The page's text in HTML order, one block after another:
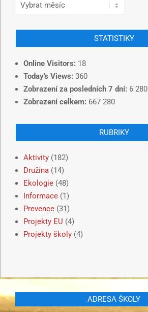
STATISTIKY
Online Visitors: 18
Today's Views: 360
Zobrazení za posledních 7 dní: 6 280
Zobrazení celkem: 667 280
RUBRIKY
Aktivity (182)
Družina (14)
Ekologie (48)
Informace (1)
Prevence (31)
Projekty EU (4)
Projekty školy (4)
ADRESA ŠKOLY